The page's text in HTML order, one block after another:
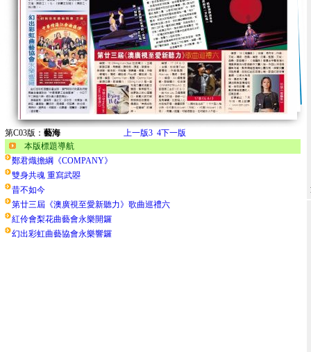
第C03版： 藝海 上一版3 4下一版
本版標題導航
鄭君熾擔綱《COMPANY》
雙身共魂 重寫武曌
昔不如今
第廿三屆《澳廣視至愛新聽力》歌曲巡禮六
紅伶會梨花曲藝會永樂開鑼
幻出彩虹曲藝協會永樂響鑼